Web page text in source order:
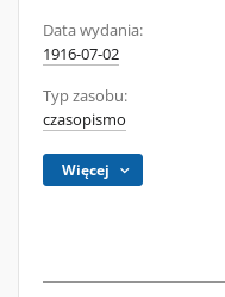
Data wydania:
1916-07-02
Typ zasobu:
czasopismo
Więcej